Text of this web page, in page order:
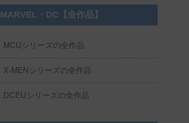
MARVEL・DC【全作品】
MCUシリーズの全作品
X-MENシリーズの全作品
DCEUシリーズの全作品